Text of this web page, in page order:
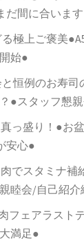
だ間に合いま
極上ご褒美
始●
恒例のお寿司
●スタッフ懇
っ盛り！●お
安心●
でスタミナ補
睦会/自己紹介
フェアラスト
満足●